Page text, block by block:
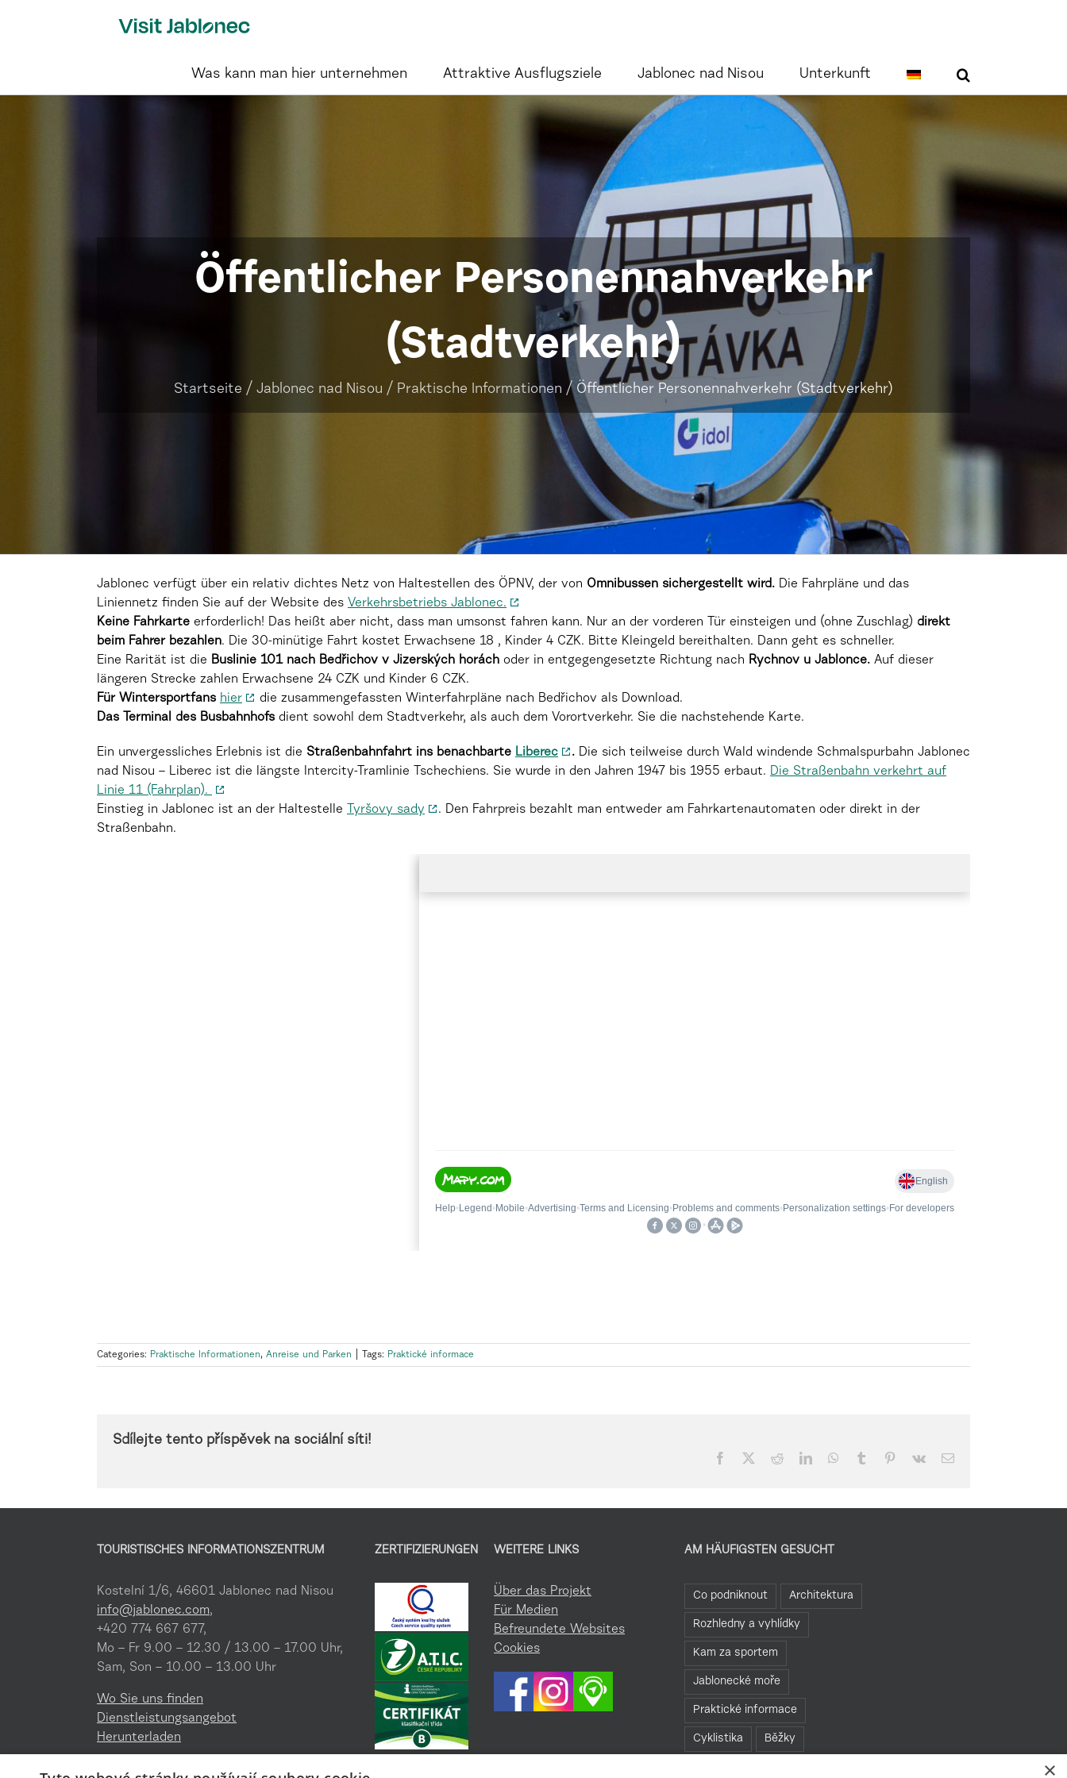
Was kann man hier unternehmen Attraktive Ausflugsziele Jablonec nad Nisou Unterkunft
Öffentlicher Personennahverkehr
(Stadtverkehr)
Startseite / Jablonec nad Nisou / Praktische Informationen / Öffentlicher Personennahverkehr (Stadtverkehr)
Jablonec verfügt über ein relativ dichtes Netz von Haltestellen des ÖPNV, der von Omnibussen sichergestellt wird. Die Fahrpläne und das
Liniennetz finden Sie auf der Website des Verkehrsbetriebs Jablonec.
Keine Fahrkarte erforderlich! Das heißt aber nicht, dass man umsonst fahren kann. Nur an der vorderen Tür einsteigen und (ohne Zuschlag) direkt
beim Fahrer bezahlen. Die 30-minütige Fahrt kostet Erwachsene 18 , Kinder 4 CZK. Bitte Kleingeld bereithalten. Dann geht es schneller.
Eine Rarität ist die Buslinie 101 nach Bedřichov v Jizerských horách oder in entgegengesetzte Richtung nach Rychnov u Jablonce. Auf dieser
längeren Strecke zahlen Erwachsene 24 CZK und Kinder 6 CZK.
Für Wintersportfans hier
die zusammengefassten Winterfahrpläne nach Bedřichov als Download.
Das Terminal des Busbahnhofs dient sowohl dem Stadtverkehr, als auch dem Vorortverkehr. Sie die nachstehende Karte.
Ein unvergessliches Erlebnis ist die Straßenbahnfahrt ins benachbarte Liberec . Die sich teilweise durch Wald windende Schmalspurbahn Jablonec
nad Nisou – Liberec ist die längste Intercity-Tramlinie Tschechiens. Sie wurde in den Jahren 1947 bis 1955 erbaut. Die Straßenbahn verkehrt auf
Linie 11 (Fahrplan).
Einstieg in Jablonec ist an der Haltestelle
Tyršovy sady
. Den Fahrpreis bezahlt man entweder am Fahrkartenautomaten oder direkt in der
Straßenbahn.
Categories: Praktische Informationen, Anreise und Parken Tags: Praktické informace
Sdílejte tento příspěvek na sociální síti!
Facebook RedditLinkedInWhatsApp
Tumblr Pinterest
Vk Email
TOURISTISCHES INFORMATIONSZENTRUM
Kostelní 1/6, 46601 Jablonec nad Nisou
info@jablonec.com,
+420 774 667 677,
Mo – Fr 9.00 – 12.30 / 13.00 – 17.00 Uhr,
Sam, Son – 10.00 – 13.00 Uhr
Wo Sie uns finden
Dienstleistungsangebot
Herunterladen
ZERTIFIZIERUNGEN WEITERE LINKS
Über das Projekt
Für Medien
Befreundete Websites
Cookies
AM HÄUFIGSTEN GESUCHT
Co podniknout Architektura
Rozhledny a vyhlídky
Kam za sportem
Jablonecké moře
Praktické informace
Cyklistika Běžky
×